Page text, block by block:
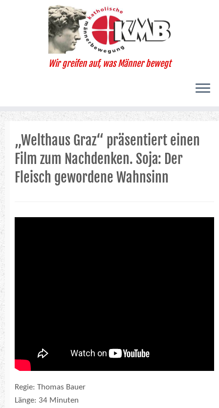
Wir greifen auf, was Männer bewegt
„Welthaus Graz“ präsentiert einen
Film zum Nachdenken. Soja: Der
Fleisch gewordene Wahnsinn
Regie: Thomas Bauer
Länge: 34 Minuten